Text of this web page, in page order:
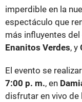
imperdible en la
espectáculo que
más influyentes del
Enanitos Verdes, y
El evento se
7:00 p. m., en
disfrutar en vivo